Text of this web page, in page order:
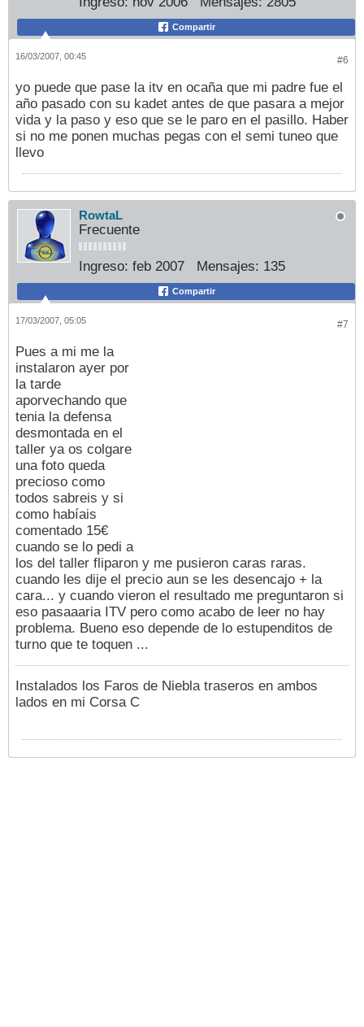
Compartir
#6
16/03/2007, 00:45
yo puede que pase la itv en ocaña que mi padre fue el
año pasado con su kadet antes de que pasara a mejor
vida y la paso y eso que se le paro en el pasillo. Haber
si no me ponen muchas pegas con el semi tuneo que
llevo
RowtaL
Frecuente
Ingreso: feb 2007 Mensajes: 135
Compartir
#7
17/03/2007, 05:05
Pues a mi me la
instalaron ayer por
la tarde
aporvechando que
tenia la defensa
desmontada en el
taller ya os colgare
una foto queda
precioso como
todos sabreis y si
como habíais
comentado 15€
cuando se lo pedi a
los del taller fliparon y me pusieron caras raras.
cuando les dije el precio aun se les desencajo + la
cara... y cuando vieron el resultado me preguntaron si
eso pasaaaria ITV pero como acabo de leer no hay
problema. Bueno eso depende de lo estupenditos de
turno que te toquen ...
Instalados los Faros de Niebla traseros en ambos
lados en mi Corsa C